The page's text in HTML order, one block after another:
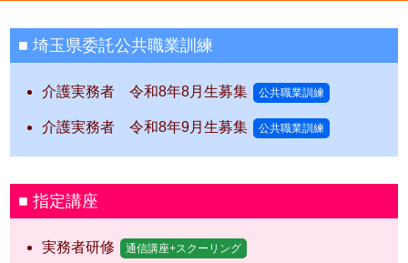
埼玉県委託公共職業訓練
介護実務者 令和8年8月生募集 公共職業訓練
介護実務者 令和8年9月生募集 公共職業訓練
指定講座
実務者研修 通信講座+スクーリング